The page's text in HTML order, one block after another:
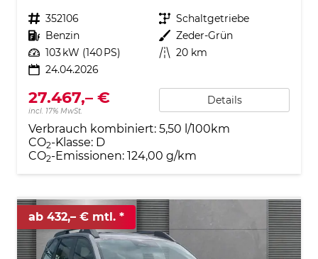
Fahrzeugnr. 352106 Getriebe Schaltgetriebe
Kraftstoff Benzin Außenfarbe Zeder-Grün
Leistung 103 kW (140 PS) Kilometerstand 20 km
24.04.2026
27.467,– €
incl. 17% MwSt.
Details
Verbrauch kombiniert: 5,50 l/100km
CO2-Klasse: D
CO2-Emissionen: 124,00 g/km
ab 432,– € mtl.